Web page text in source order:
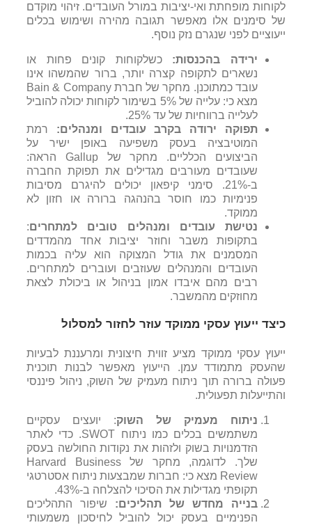
לקוחות מופחתת ואי-יציבות במורל העובדים. זיהוי מוקדם
של סימנים אלו מאפשר תגובה מהירה ושימוש בכלים
ייעוציים לפני שנגרם נזק נוסף.
ירידה בהכנסות: כשלקוחות קונים פחות או
נשארים לתקופה קצרה יותר, ברור שהמשהו אינו
עובד כמתוכנן. מחקר של חברתBain & Company
מצא כי: עלייה של 5% בשימור לקוחות יכולה להוביל
לעלייה ברווחיות של עד 25%.
תפוקה ירודה בקרב עובדים ומנהלים: רמת
המוטיבציה בעסק משפיעה באופן ישיר על
הביצועים הכלליים. מחקר שלGallup הראה:
שעובדים מעורבים מגדילים את תפוקת החברה
ב-21%. סימני קיפאון יכולים להיגרם מסיבות
פנימיות כמו חוסר בהנהגה ברורה או חזון לא
ממוקד.
נטישת עובדים ומנהלים טובים למתחרים:
בתקופות משבר וחוזר יציבות אחד מהמדדים
המסמנים את גודל המצוקה הוא עליה בכמות
העובדים והמנהלים שעוזבים ועוברים למתחרים.
רבים מהם איבדו אמון בניהול או ביכולת לצאת
מחוזקים מהמשבר.
כיצד ייעוץ עסקי ממוקד עוזר לחזור למסלול
ייעוץ עסקי ממוקד מציע זווית חיצונית ומרעננת לבעיות
שהעסק מתמודד עמן. הייעוץ מאפשר לבנות תוכנית
פעולה ברורה תוך ניתוח מעמיק של השוק, ניהול פיננסי
והתייעלות תפעולית.
ניתוח מעמיק של השוק: יועצים עסקיים
משתמשים בכלים כמו ניתוח SWOT. כדי לאתר
הזדמנויות בשוק ולזהות את נקודות החולשה בעסק
שלך. לדוגמה, מחקר שלHarvard Business
Review מצא כי: חברות שמבצעות ניתוח אסטרטגי
תקופתי מגדילות את הסיכוי להצלחה ב-43%.
בנייה מחדש של תהליכים: שיפור התהליכים
הפנימיים בעסק יכול להוביל לחיסכון משמעותי